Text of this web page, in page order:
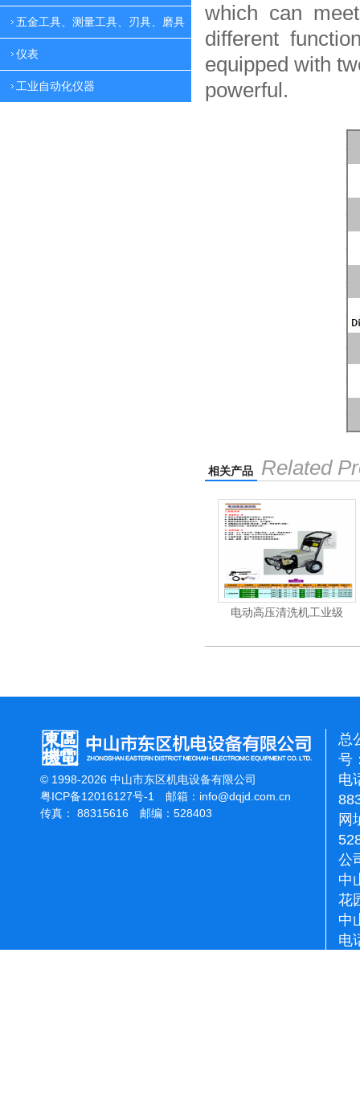
五金工具、测量工具、刃具、磨具
仪表
工业自动化仪器
which can
different
equipped with
powerful.
相关产品 Related
电动高压清洗机工业级
© 1998-2026 中山市东区机电设备有限公司
粤ICP备12016127号-1
邮箱： info@dqjd.com.cn
传真： 88315616 邮编：528403
总
号
电
网
公
中
花
中
电